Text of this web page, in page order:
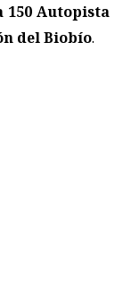
150 Autopista
del Biobío.